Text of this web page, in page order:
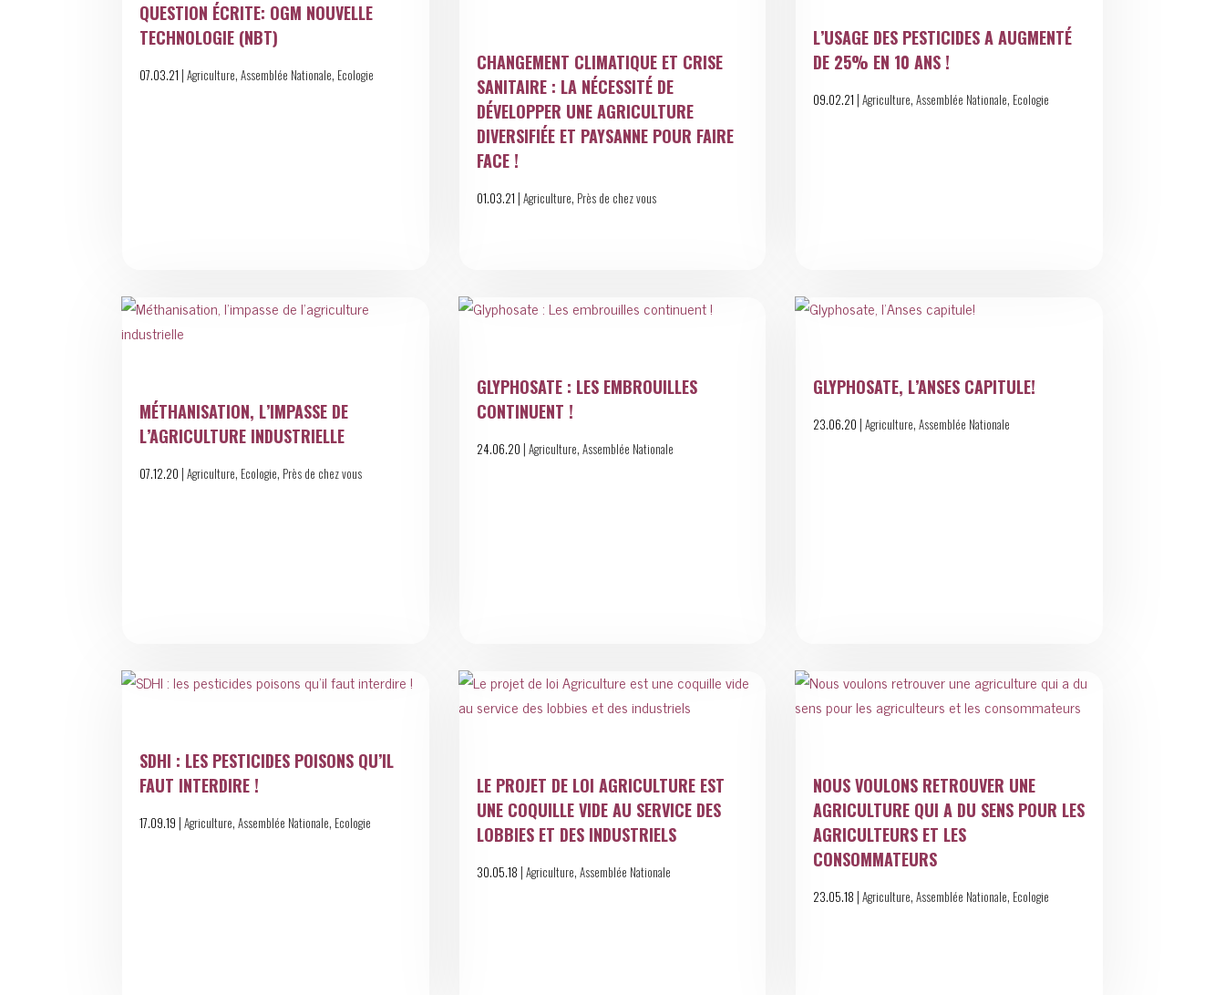
QUESTION ÉCRITE: OGM NOUVELLE
TECHNOLOGIE (NBT)
07.03.21 |Agriculture,Assemblée Nationale, Ecologie
MÉTHANISATION, L’IMPASSE DE
L’AGRICULTURE INDUSTRIELLE
07.12.20 |Agriculture, Ecologie, Près de chez vous
SDHI : LES PESTICIDES POISONS QU’IL
FAUT INTERDIRE !
17.09.19 |Agriculture,Assemblée Nationale, Ecologie
CHANGEMENT CLIMATIQUE ET CRISE
SANITAIRE : LA NÉCESSITÉ DE
DÉVELOPPER UNE AGRICULTURE
DIVERSIFIÉE ET PAYSANNE POUR FAIRE
FACE !
01.03.21 | Agriculture, Près de chez vous
GLYPHOSATE : LES EMBROUILLES
CONTINUENT !
24.06.20 | Agriculture, Assemblée Nationale
LE PROJET DE LOI AGRICULTURE EST
UNE COQUILLE VIDE AU SERVICE DES
LOBBIES ET DES INDUSTRIELS
30.05.18 | Agriculture, Assemblée Nationale
L’USAGE DES PESTICIDES A AUGMENTÉ
DE 25% EN 10 ANS !
09.02.21 | Agriculture, Assemblée Nationale, Ecologie
GLYPHOSATE, L’ANSES CAPITULE!
23.06.20 | Agriculture, Assemblée Nationale
NOUS VOULONS RETROUVER UNE
AGRICULTURE QUI A DU SENS POUR LES
AGRICULTEURS ET LES
CONSOMMATEURS
23.05.18 | Agriculture, Assemblée Nationale, Ecologie